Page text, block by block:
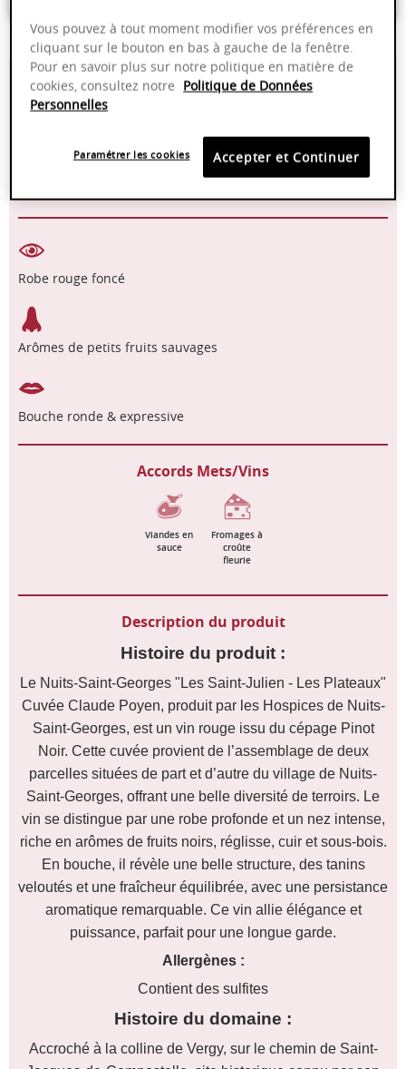
14,00% 100 % fût neuf
Pinot Noir
Robe rouge foncé
Arômes de petits fruits sauvages
Bouche ronde & expressive
Accords Mets/Vins
Viandes en
sauce
Fromages à
croûte
fleurie
Description du produit
Histoire du produit :
Le Nuits-Saint-Georges "Les Saint-Julien - Les Plateaux"
Cuvée Claude Poyen, produit par les Hospices de Nuits-
Saint-Georges, est un vin rouge issu du cépage Pinot
Noir. Cette cuvée provient de l’assemblage de deux
parcelles situées de part et d’autre du village de Nuits-
Saint-Georges, offrant une belle diversité de terroirs. Le
vin se distingue par une robe profonde et un nez intense,
riche en arômes de fruits noirs, réglisse, cuir et sous-bois.
En bouche, il révèle une belle structure, des tanins
veloutés et une fraîcheur équilibrée, avec une persistance
aromatique remarquable. Ce vin allie élégance et
puissance, parfait pour une longue garde.
Allergènes :
Contient des sulfites
Histoire du domaine :
Accroché à la colline de Vergy, sur le chemin de Saint-
Vous pouvez à tout moment modifier vos préférences en
cliquant sur le bouton en bas à gauche de la fenêtre.
Pour en savoir plus sur notre politique en matière de
cookies, consultez notre Politique de Données
Personnelles
Accepter et Continuer
Paramétrer les cookies